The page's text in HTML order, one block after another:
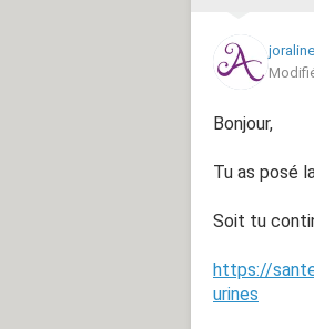
joraline
Bonjour,
Tu as posé
Soit tu
https://
urines